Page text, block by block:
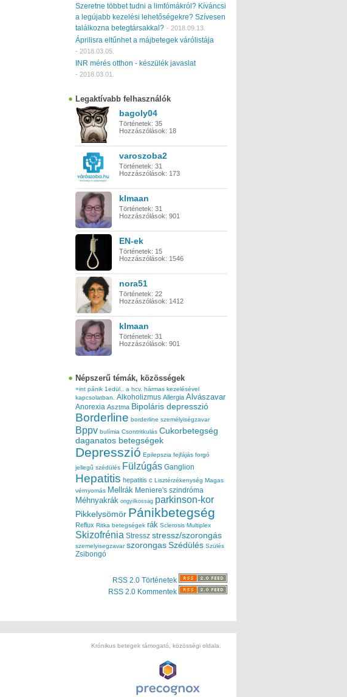
Szeretne többet tudni a limfómákról? Kíváncsi
a legújabb kezelési lehetőségekre? Szívesen
találkozna betegtársakkal? - 2018.09.13.
Áprilisra eltűnhet a májbetegek várólistája
- 2018.03.05.
INR mérés otthon - készülék javaslat
- 2018.03.01.
Legaktívabb felhasználók
bagoly04
Történetek: 35
Hozzászólások: 18
varoszoba2
Történetek: 31
Hozzászólások: 173
klmaan
Történetek: 31
Hozzászólások: 901
EN-ek
Történetek: 15
Hozzászólások: 1546
nora51
Történetek: 22
Hozzászólások: 1412
klmaan
Történetek: 31
Hozzászólások: 901
Népszerű témák, közösségek
+int pánik 1edül..
a hcv. hármas kezelésével
kapcsolatban.
Alkoholizmus Allergia Alvászavar
Anorexia Asztma Bipoláris depresszió
Borderline borderline személyiségzavar
Bppv bulímia Csontritkulás Cukorbetegség
daganatos betegségek
Depresszió Epilepszia fejfájás forgó
jellegű szédülés Fülzúgás Ganglion
Hepatitis hepatitis c Lisztérzékenység Magas
vérnyomás Mellrák Meniere's szindróma
Méhnyakrák ongyilkossag parkinson-kor
Pikkelysömör Pánikbetegség
Reflux Ritka betegségek rák Sclerosis Multiplex
Skizofrénia Stressz stressz/szorongás
szemelyisegzavar szorongas Szédülés Szülés
Zsibongó
RSS 2.0 Történetek
RSS 2.0 Kommentek
Krónikus betegek támogató, közösségi oldala.